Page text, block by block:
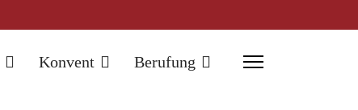
Konvent Berufung